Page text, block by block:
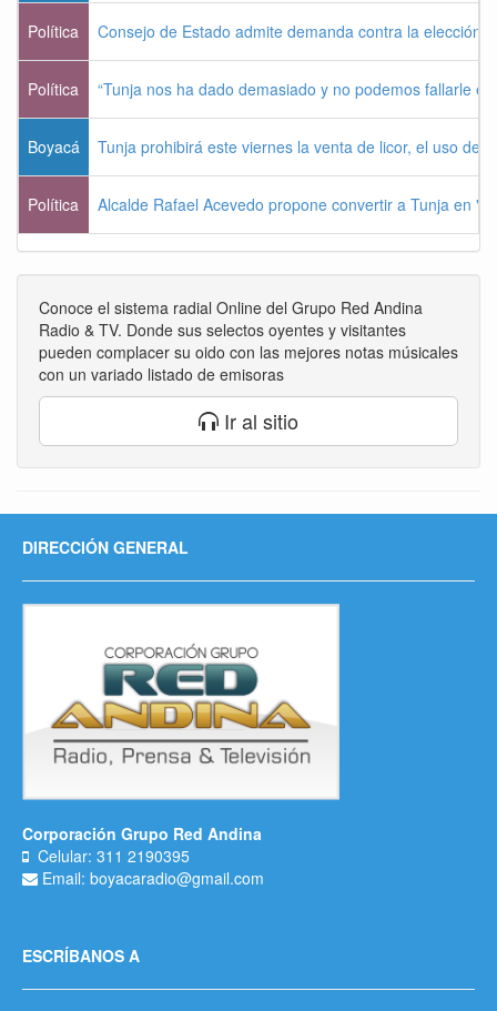
Política Consejo de Estado admite demanda contra la elección
Política “Tunja nos ha dado demasiado y no podemos fallarle
Boyacá Tunja prohibirá este viernes la venta de licor, el uso de
Política Alcalde Rafael Acevedo propone convertir a Tunja en
Conoce el sistema radial Online del Grupo Red Andina
Radio & TV. Donde sus selectos oyentes y visitantes
pueden complacer su oido con las mejores notas músicales
con un variado listado de emisoras
Ir al sitio
DIRECCIÓN GENERAL
Corporación Grupo Red Andina
Celular: 311 2190395
Email: boyacaradio@gmail.com
ESCRÍBANOS A